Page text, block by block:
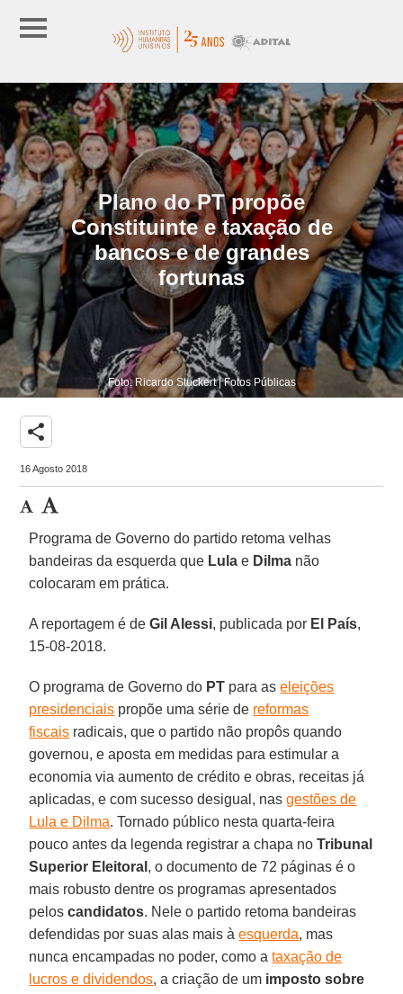
Plano do PT propõe
Constituinte e taxação de
bancos e de grandes
fortunas
Foto: Ricardo Stuckert | Fotos Públicas
share
16 Agosto 2018
Programa de Governo do partido retoma velhas
bandeiras da esquerda que Lulae Dilma não
colocaram em prática.
A reportagem é deGil Alessi, publicada por El País,
15-08-2018.
O programa de Governo do PT para aseleições
presidenciais propõe uma série de reformas
fiscais radicais, que o partido não propôs quando
governou, e aposta em medidas para estimular a
economia via aumento de crédito e obras, receitas já
aplicadas, e com sucesso desigual, nasgestões de
Lula e Dilma. Tornado público nesta quarta-feira
pouco antes da legenda registrar a chapa noTribunal
Superior Eleitoral , o documento de 72 páginas é o
mais robusto dentre os programas apresentados
peloscandidatos. Nele o partido retoma bandeiras
defendidas por suas alas mais àesquerda, mas
nunca encampadas no poder, como ataxação de
lucros e dividendos, a criação de um imposto sobre